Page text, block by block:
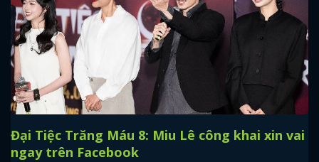
Đại Tiệc Trăng Máu 8: Miu Lê công khai xin vai
ngay trên Facebook